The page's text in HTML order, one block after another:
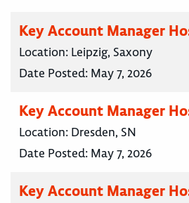
Key Account Manager
Location: Leipzig, Saxony
Date Posted: May 7, 2026
Key Account Manager
Location: Dresden, SN
Date Posted: May 7, 2026
Key Account Manager